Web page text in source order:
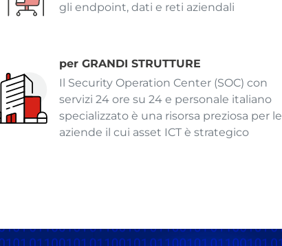
gli endpoint, dati e reti aziendali
per GRANDI STRUTTURE
Il Security Operation Center (SOC) con
servizi 24 ore su 24 e personale italiano
specializzato è una risorsa preziosa per le
aziende il cui asset ICT è strategico